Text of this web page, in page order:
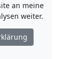
an meine
weiter.